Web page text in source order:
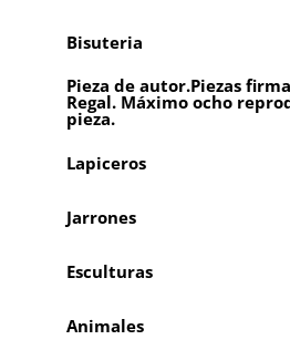
Bisuteria
Pieza de autor.Piezas
Regal. Máximo ocho
pieza.
Lapiceros
Jarrones
Esculturas
Animales